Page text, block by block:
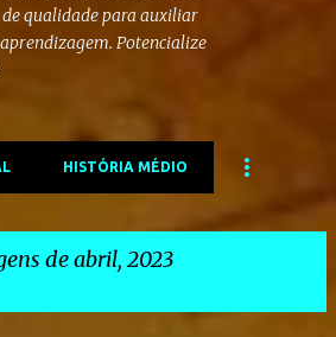
qualidade para auxiliar
Potencialize
HISTÓRIA MÉDIO
de abril, 2023